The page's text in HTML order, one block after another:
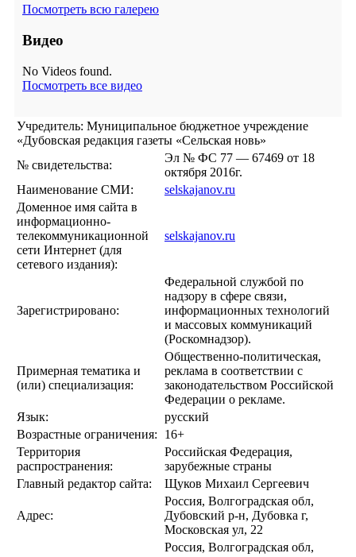
Посмотреть всю галерею
Видео
No Videos found.
Посмотреть все видео
Учредитель: Муниципальное бюджетное учреждение
«Дубовская редакция газеты «Сельская новь»
№ свидетельства:
Эл № ФС 77 — 67469 от 18
октября 2016г.
Наименование СМИ:
selskajanov.ru
Доменное имя сайта в
информационно-
телекоммуникационной
сети Интернет (для
сетевого издания):
selskajanov.ru
Зарегистрировано:
Федеральной службой по
надзору в сфере связи,
информационных технологий
и массовых коммуникаций
(Роскомнадзор).
Примерная тематика и
(или) специализация:
Общественно-политическая,
реклама в соответствии с
законодательством Российской
Федерации о рекламе.
Язык:
русский
Возрастные ограничения:
16+
Территория
распространения:
Российская Федерация,
зарубежные страны
Главный редактор сайта:
Щуков Михаил Сергеевич
Адрес:
Россия, Волгоградская обл,
Дубовский р-н, Дубовка г,
Московская ул, 22
Россия, Волгоградская обл,